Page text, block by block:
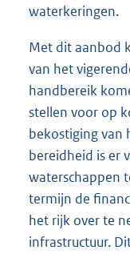
waterkeringen.
Met dit aanbod
van het
handbereik
stellen voor op
bekostiging van
bereidheid is er
waterschappen
termijn de
het rijk over te
infrastructuur.